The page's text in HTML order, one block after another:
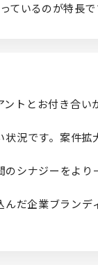
いるのが特長で
トとお付き合
況です。案件
シナジーをよ
だ企業ブラン